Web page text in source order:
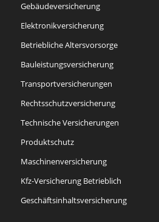
Gebäudeversicherung
Elektronikversicherung
Betriebliche Altersvorsorge
Bauleistungsversicherung
Transportversicherungen
Rechtsschutzversicherung
Technische Versicherungen
Produktschutz
Maschinenversicherung
Kfz-Versicherung Betrieblich
Geschäftsinhaltsversicherung